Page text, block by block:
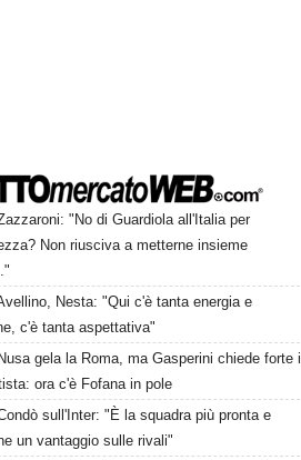
"No di Guardiola all'Italia per
Non riusciva a metterne insieme
Nesta: "Qui c'è tanta energia e
c'è tanta aspettativa"
Nusa gela la Roma, ma Gasperini chiede forte il
ora c'è Fofana in pole
sull'Inter: "È la squadra più pronta e
un vantaggio sulle rivali"